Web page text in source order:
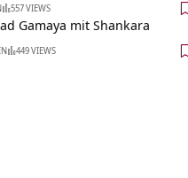
557 VIEWS
Gamaya mit Shankara
449 VIEWS